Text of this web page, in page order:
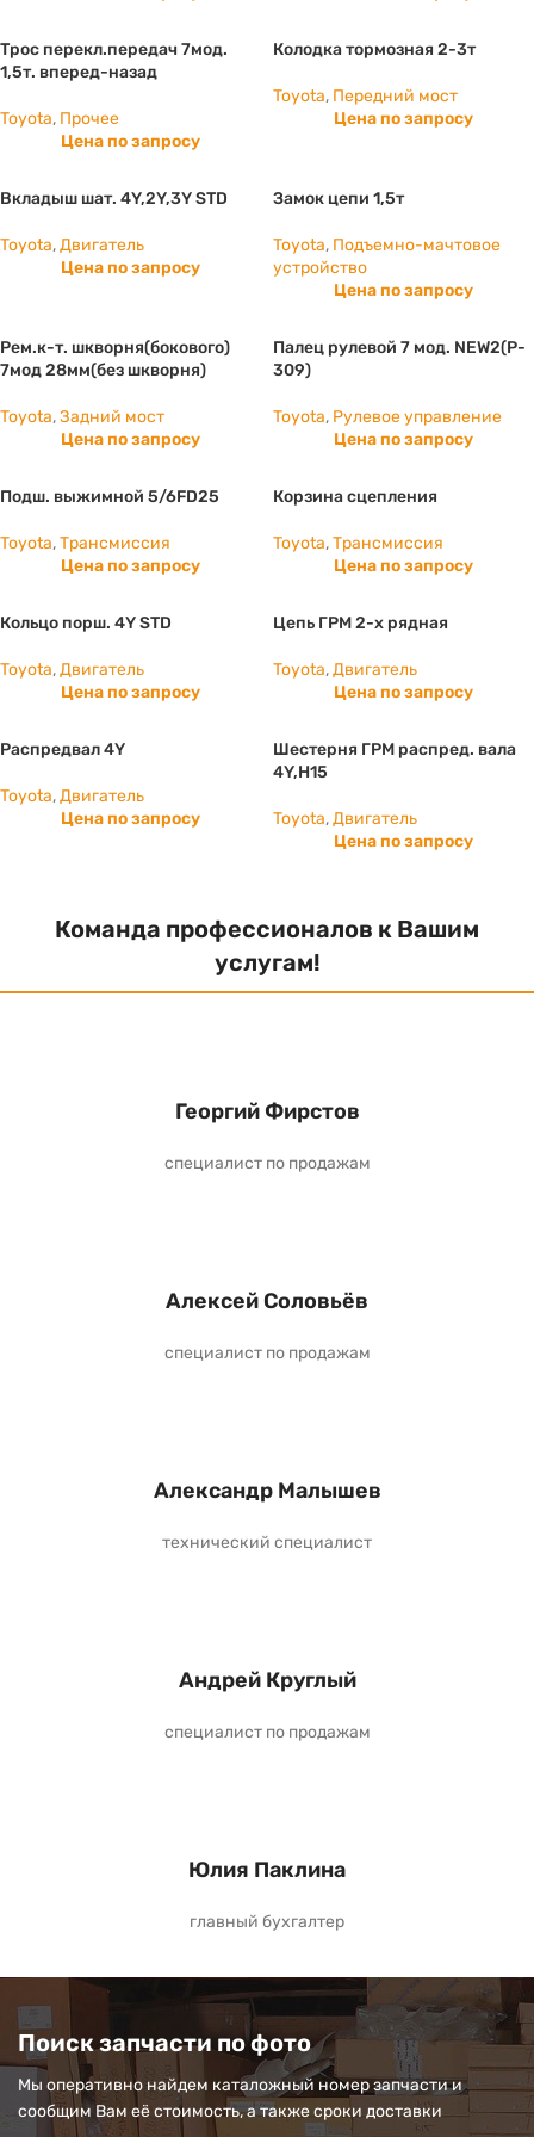
Трос перекл.передач 7мод.
1,5т. вперед-назад
Toyota, Прочее
Цена по запросу
Колодка тормозная 2-3т
Toyota, Передний мост
Цена по запросу
Вкладыш шат. 4Y,2Y,3Y STD
Toyota,Двигатель
Цена по запросу
Замок цепи 1,5т
Toyota, Подъемно-мачтовое
устройство
Цена по запросу
Рем.к-т. шкворня(бокового)
7мод 28мм(без шкворня)
Toyota,Задний мост
Цена по запросу
Палец рулевой 7 мод. NEW2(P-
309)
Toyota, Рулевое управление
Цена по запросу
Подш. выжимной 5/6FD25
Toyota,Трансмиссия
Цена по запросу
Корзина сцепления
Toyota,Трансмиссия
Цена по запросу
Кольцо порш. 4Y STD
Toyota,Двигатель
Цена по запросу
Цепь ГРМ 2-х рядная
Toyota,Двигатель
Цена по запросу
Распредвал 4Y
Toyota,Двигатель
Цена по запросу
Шестерня ГРМ распред. вала
4Y,H15
Toyota,Двигатель
Цена по запросу
Команда профессионалов к Вашим
услугам!
Георгий Фирстов
специалист по продажам
Алексей Соловьёв
специалист по продажам
Александр Малышев
технический специалист
Андрей Круглый
специалист по продажам
Юлия Паклина
главный бухгалтер
Поиск запчасти по фото
Мы оперативно найдем каталожный номер запчасти и
сообщим Вам её стоимость, а также сроки доставки